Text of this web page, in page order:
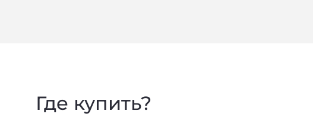
Где купить?